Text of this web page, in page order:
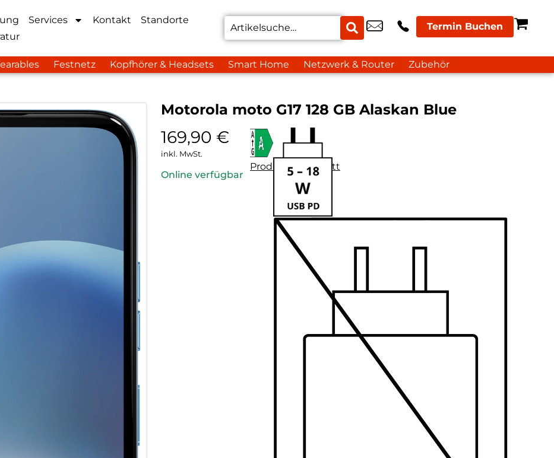
Services Kontakt
Standorte
Termin Buchen
Festnetz Kopfhörer & Headsets Smart Home Netzwerk & Router Zubehör
Motorola moto G17 128 GB Alaskan Blue
169,90 €
inkl. MwSt.
Online verfügbar
Produktdatenblatt